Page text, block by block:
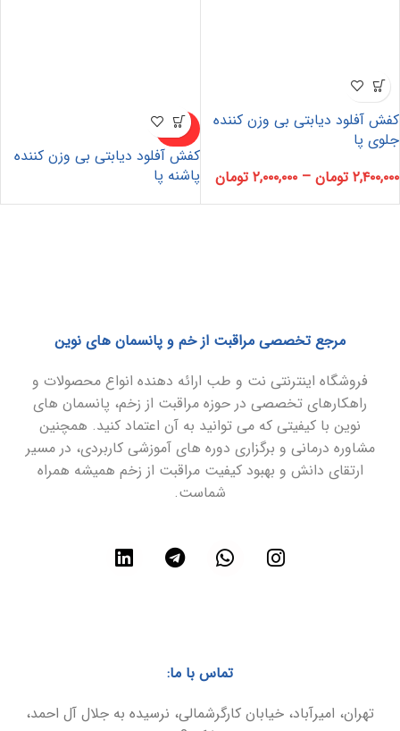
کفش آفلود دیابتی بی وزن کننده
جلوی پا
۲,۴۰۰,۰۰۰ تومان – ۲,۰۰۰,۰۰۰ تومان
ناموجو
د
کفش آفلود دیابتی بی وزن کننده
پاشنه پا
مرجع تخصصی مراقبت از خم و پانسمان های نوین
فروشگاه اینترنتی نت و طب ارائه دهنده انواع محصولات و
راهکارهای تخصصی در حوزه مراقبت از زخم، پانسمان های
نوین با کیفیتی که می توانید به آن اعتماد کنید. همچنین
مشاوره درمانی و برگزاری دوره های آموزشی کاربردی، در مسیر
ارتقای دانش و بهبود کیفیت مراقبت از زخم همیشه همراه
شماست.
تماس با ما:
تهران، امیرآباد، خیابان کارگرشمالی، نرسیده به جلال آل احمد،